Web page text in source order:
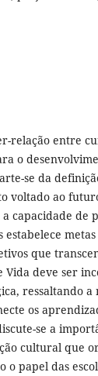
relação entre
o
se da
voltado ao
a capacidade
que
Vida deve ser
ressaltando
os
se a
cultural que
o papel das